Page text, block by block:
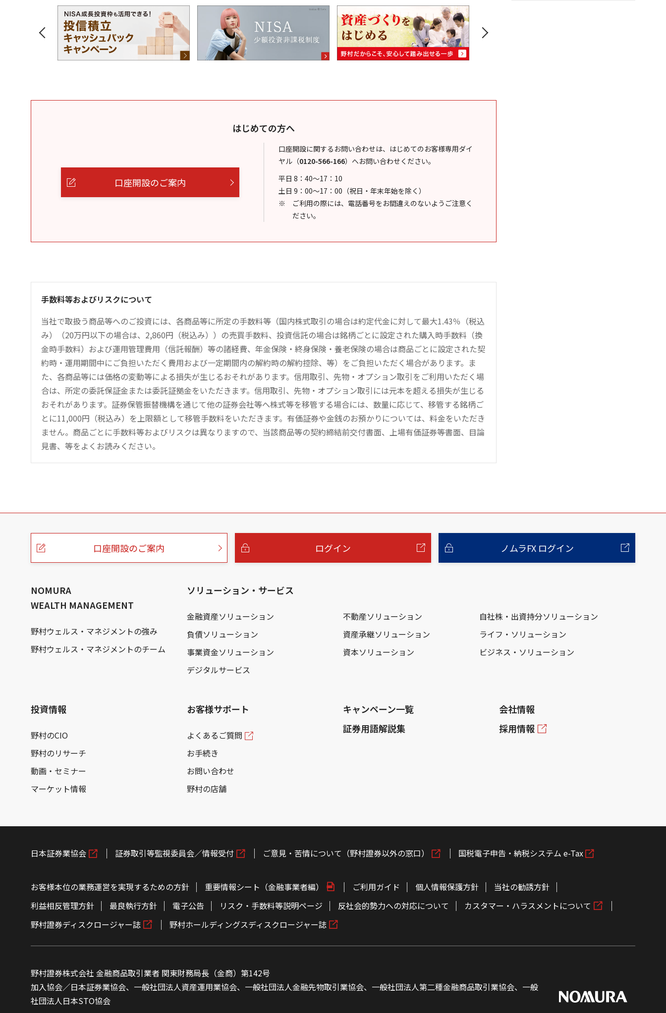
はじめての方へ
口座開設のご案内
口座開設に関するお問い合わせは、はじめてのお客様専用ダイ
ヤル （0120-566-166） へお問い合わせください。
平日 8：40～17：10
土日 9：00～17：00（祝日・年末年始を除く）
ご利用の際には、電話番号をお間違えのないようご注意く
ださい。
手数料等およびリスクについて
当社で取扱う商品等へのご投資には、各商品等に所定の手数料等（国内株式取引の場合は約定代金に対して最大1.43％（税込
み）（20万円以下の場合は、2,860円（税込み））の売買手数料、投資信託の場合は銘柄ごとに設定された購入時手数料（換
金時手数料）および運用管理費用（信託報酬）等の諸経費、年金保険・終身保険・養老保険の場合は商品ごとに設定された契
約時・運用期間中にご負担いただく費用および一定期間内の解約時の解約控除、等）をご負担いただく場合があります。ま
た、各商品等には価格の変動等による損失が生じるおそれがあります。信用取引、先物・オプション取引をご利用いただく場
合は、所定の委託保証金または委託証拠金をいただきます。信用取引、先物・オプション取引には元本を超える損失が生じる
おそれがあります。証券保管振替機構を通じて他の証券会社等へ株式等を移管する場合には、数量に応じて、移管する銘柄ご
とに11,000円（税込み）を上限額として移管手数料をいただきます。有価証券や金銭のお預かりについては、料金をいただき
ません。商品ごとに手数料等およびリスクは異なりますので、当該商品等の契約締結前交付書面、上場有価証券等書面、目論
見書、等をよくお読みください。
こ
口座開設のご案内 ログイン ノムラFX ログイン
NOMURA
WEALTH MANAGEMENT
野村ウェルス・マネジメントの強み
野村ウェルス・マネジメントのチーム
ソリューション・サービス
金融資産ソリューション 不動産ソリューション
自社株・出資持分ソリューション
負債ソリューション
資産承継ソリューション
ライフ・ソリューション
事業資金ソリューション
資本ソリューション
ビジネス・ソリューション
デジタルサービス
投資情報
野村のCIO
野村のリサーチ
動画・セミナー
マーケット情報
お客様サポート
よくあるご質問
お手続き
お問い合わせ
野村の店舗
キャンペーン一覧
証券用語解説集
会社情報
採用情報
日本証券業協会 証券取引等監視委員会／情報受付 ご意見・苦情について（野村證券以外の窓口） 国税電子申告・納税システム e-Tax
お客様本位の業務運営を実現するための方針 重要情報シート（金融事業者編） ご利用ガイド 個人情報保護方針
当社の勧誘方針
利益相反管理方針
最良執行方針 電子公告 リスク・手数料等説明ページ 反社会的勢力への対応について
カスタマー・ハラスメントについて
野村證券ディスクロージャー誌
野村ホールディングスディスクロージャー誌
野村證券株式会社 金融商品取引業者 関東財務局長（金商）第142号
加入協会／日本証券業協会、一般社団法人資産運用業協会、一般社団法人金融先物取引業協会、一般社団法人第二種金融商品取引業協会、一般
社団法人日本STO協会